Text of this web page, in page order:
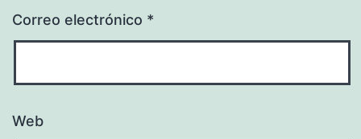
Correo electrónico *
Web